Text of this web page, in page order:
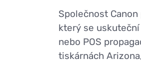
Společnost
který se
nebo POS
tiskárnách